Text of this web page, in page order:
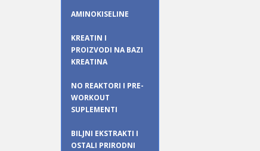
AMINOKISELINE
KREATIN I
PROIZVODI NA BAZI
KREATINA
NO REAKTORI I PRE-
WORKOUT
SUPLEMENTI
BILJNI EKSTRAKTI I
OSTALI PRIRODNI